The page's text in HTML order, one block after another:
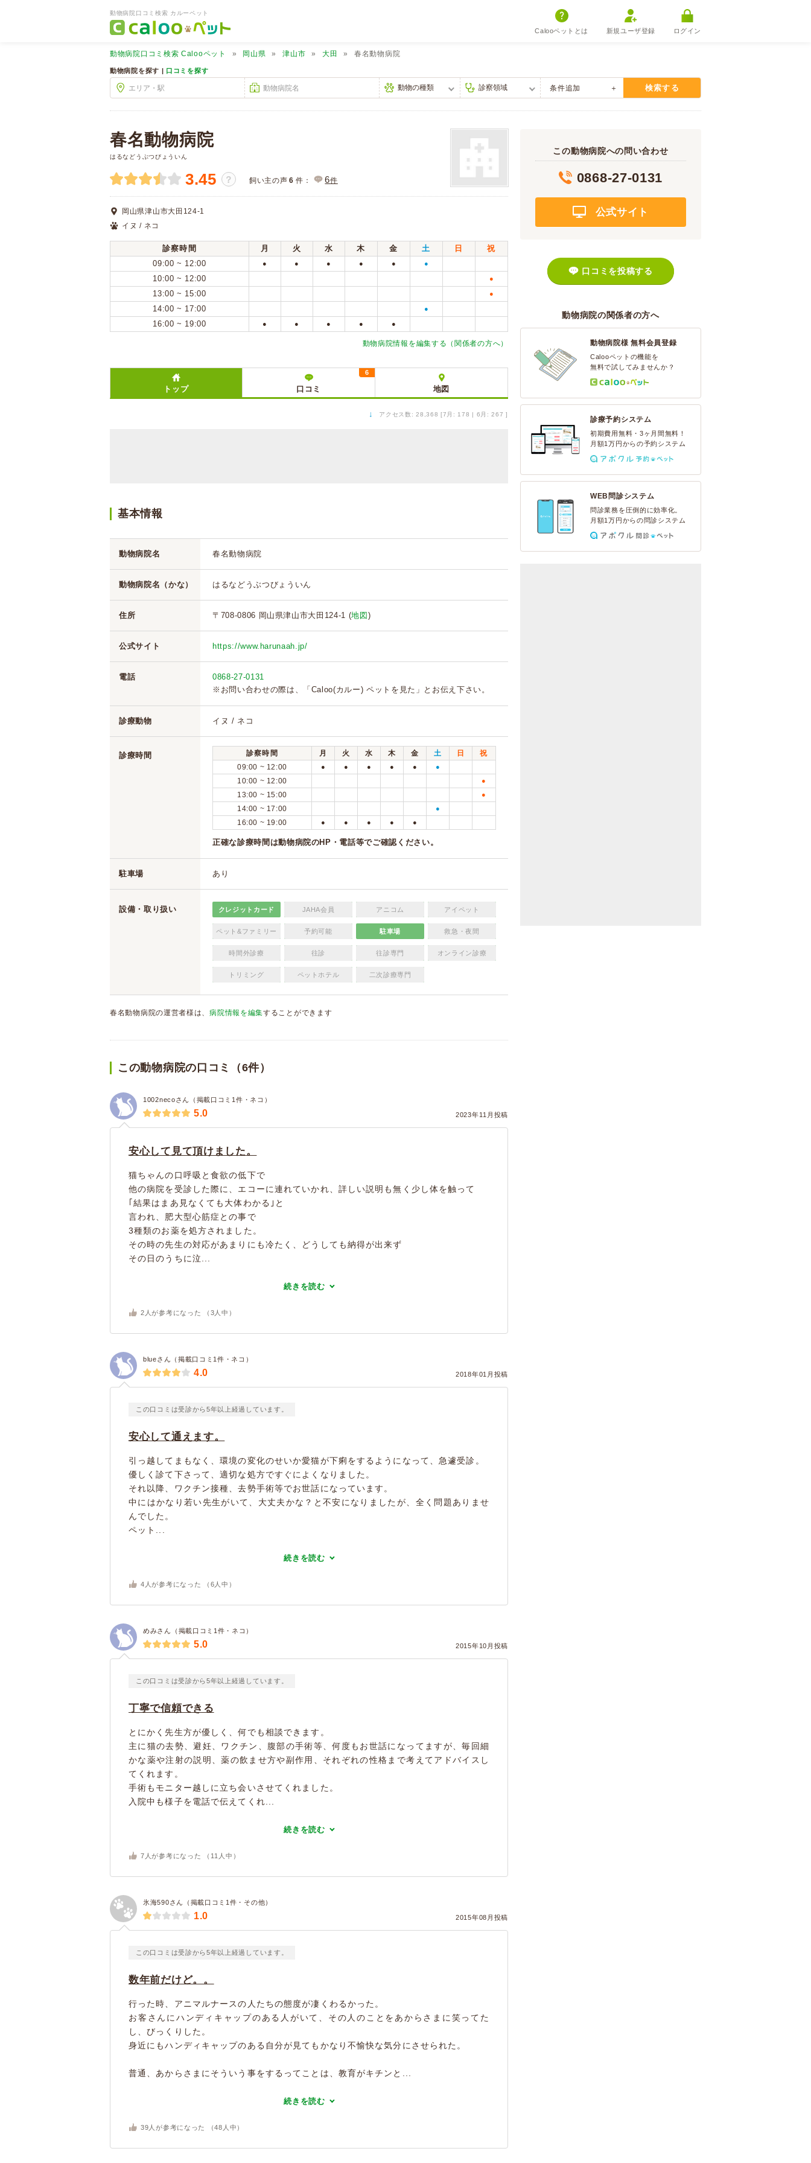
動物病院口コミ検索 カルーペット
Calooペットとは 新規ユーザ登録 ログイン
動物病院口コミ検索 Calooペット 岡山県 津山市 大田 春名動物病院
動物病院を探す | 口コミを探す
条件追加 検索する
春名動物病院
はるなどうぶつびょういん
3.45 ？ 飼い主の声 6 件： 6件
岡山県津山市大田124-1
イヌ / ネコ
診察時間 月 火 水 木 金 土 日
祝
09:00 ~ 12:00
● ● ● ● ● ●
10:00 ~ 12:00 ●
13:00 ~ 15:00 ●
14:00 ~ 17:00 ●
16:00 ~ 19:00 ● ● ● ● ●
動物病院情報を編集する（関係者の方へ）
トップ 口コミ
6
地図
↓ アクセス数: 28,368 [7月: 178 | 6月: 267 ]
基本情報
動物病院名 春名動物病院
動物病院名（かな） はるなどうぶつびょういん
住所 〒708-0806 岡山県津山市大田124-1 (地図 )
公式サイト https://www.harunaah.jp/
電話
0868-27-0131
※お問い合わせの際は、「Caloo(カルー) ペットを見た」とお伝え下さい。
診療動物 イヌ / ネコ
診療時間 診察時間 月 火 水 木 金 土 日
祝
09:00 ~ 12:00
● ● ● ● ● ●
10:00 ~ 12:00 ●
13:00 ~ 15:00 ●
14:00 ~ 17:00 ●
16:00 ~ 19:00 ● ● ● ● ●
正確な診療時間は動物病院のHP・電話等でご確認ください。
駐車場 あり
設備・取り扱い クレジットカード JAHA会員 アニコム アイペット
ペット&ファミリー 予約可能 駐車場 救急・夜間
時間外診療 往診 往診専門 オンライン診療
トリミング ペットホテル 二次診療専門
春名動物病院の運営者様は、病院情報を編集することができます
この動物病院の口コミ（6件）
1002necoさん（掲載口コミ1件・ネコ）
2023年11月投稿
5.0
安心して見て頂けました。
猫ちゃんの口呼吸と食欲の低下で
他の病院を受診した際に、エコーに連れていかれ、詳しい説明も無く少し体を触って
｢結果はまあ見なくても大体わかる｣と
言われ、肥大型心筋症との事で
3種類のお薬を処方されました。
その時の先生の対応があまりにも冷たく、どうしても納得が出来ず
その日のうちに泣...
続きを読む
2 人が参考になった （ 3 人中）
blueさん（掲載口コミ1件・ネコ）
2018年01月投稿
4.0
この口コミは受診から5年以上経過しています。
安心して通えます。
引っ越してまもなく、環境の変化のせいか愛猫が下痢をするようになって、急遽受診。
優しく診て下さって、適切な処方ですぐによくなりました。
それ以降、ワクチン接種、去勢手術等でお世話になっています。
中にはかなり若い先生がいて、大丈夫かな？と不安になりましたが、全く問題ありませ
んでした。
ペット...
続きを読む
4 人が参考になった （ 6 人中）
めみさん（掲載口コミ1件・ネコ）
2015年10月投稿
5.0
この口コミは受診から5年以上経過しています。
丁寧で信頼できる
とにかく先生方が優しく、何でも相談できます。
主に猫の去勢、避妊、ワクチン、腹部の手術等、何度もお世話になってますが、毎回細
かな薬や注射の説明、薬の飲ませ方や副作用、それぞれの性格まで考えてアドバイスし
てくれます。
手術もモニター越しに立ち会いさせてくれました。
入院中も様子を電話で伝えてくれ...
続きを読む
7 人が参考になった （ 11 人中）
氷海590さん（掲載口コミ1件・その他）
2015年08月投稿
1.0
この口コミは受診から5年以上経過しています。
数年前だけど。。
行った時、アニマルナースの人たちの態度が凄くわるかった。
お客さんにハンディキャップのある人がいて、その人のことをあからさまに笑ってた
し、びっくりした。
身近にもハンディキャップのある自分が見てもかなり不愉快な気分にさせられた。
普通、あからさまにそういう事をするってことは、教育がキチンと...
続きを読む
39 人が参考になった （48 人中）
この動物病院への問い合わせ
0868-27-0131
公式サイト
口コミを投稿する
動物病院の関係者の方へ
動物病院様 無料会員登録
Calooペットの機能を
無料で試してみませんか？
診療予約システム
初期費用無料・3ヶ月間無料！
月額1万円からの予約システム
WEB問診システム
問診業務を圧倒的に効率化。
月額1万円からの問診システム